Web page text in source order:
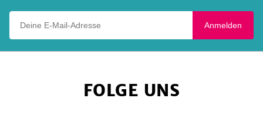
Anmelden
FOLGE UNS